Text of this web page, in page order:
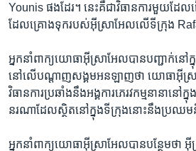
Younis ផងដែរ។ នេះ​គឺជា​វិធានការ​មួយ​ដែល​ធ្
ដែល​គ្រោងទុក​របស់​អ៊ីស្រាអែល​លើ​ទីក្រុង
អ្នកនាំពាក្យ​យោធា​អ៊ីស្រាអែល​បាន​បញ្ជាក់​នៅ​ក្នុ
នៅលើ​បណ្ដាញ​សង្គម​អនឡាញ​ថា យោធា​អ៊ីស្រា
វិធានការ​ប្រឆាំង​នឹង​អង្គការ​ភេរវកម្ម​នានា​នៅ
នរណា​ដែល​ស្ថិត​នៅក្នុង​ទីក្រុង​នោះ​នឹង​ប្រ
អ្នកនាំពាក្យ​យោធា​អ៊ីស្រាអែល​បាន​បន្ថែម​ថា